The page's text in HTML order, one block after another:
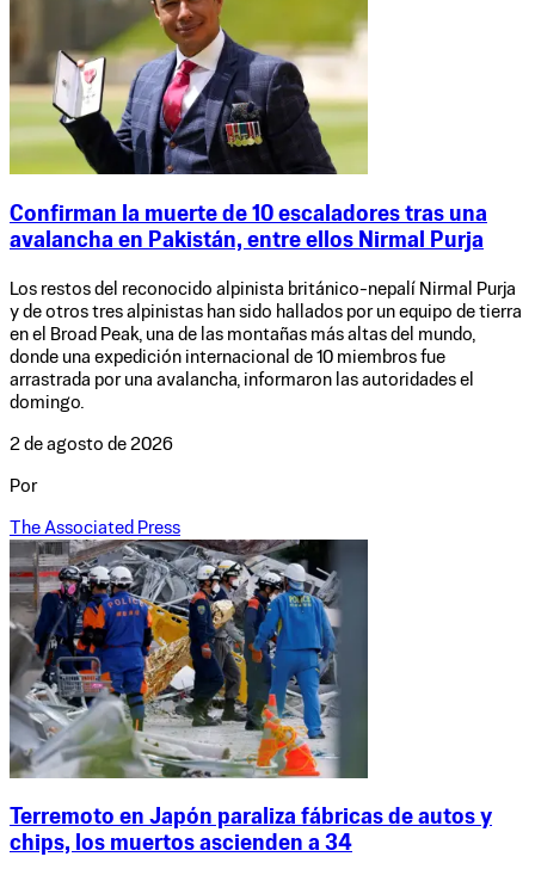
Confirman la muerte de 10 escaladores tras una
avalancha en Pakistán, entre ellos Nirmal Purja
Los restos del reconocido alpinista británico-nepalí Nirmal Purja
y de otros tres alpinistas han sido hallados por un equipo de tierra
en el Broad Peak, una de las montañas más altas del mundo,
donde una expedición internacional de 10 miembros fue
arrastrada por una avalancha, informaron las autoridades el
domingo.
2 de agosto de 2026
Por
The Associated Press
Terremoto en Japón paraliza fábricas de autos y
chips, los muertos ascienden a 34